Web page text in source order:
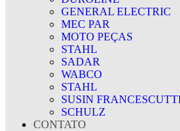
GENERAL ELECTRIC
MEC PAR
MOTO PEÇAS
STAHL
SADAR
WABCO
STAHL
SUSIN
SCHULZ
CONTATO